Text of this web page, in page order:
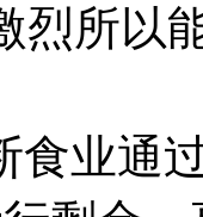
烈所
食业通